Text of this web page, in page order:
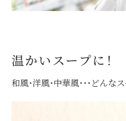
温かいスープに！
和風・洋風・中華風・・・どんな